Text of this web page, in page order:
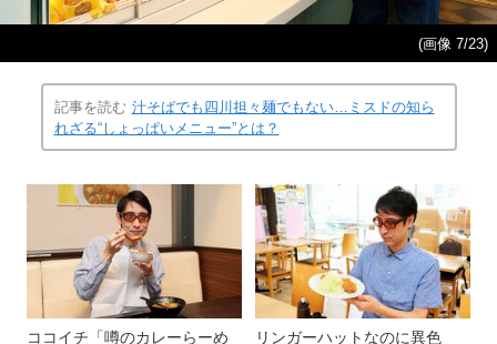
(画像 7/23)
記事を読む 汁そばでも四川担々麺でもない…ミスドの知ら
れざる“しょっぱいメニュー”とは？
ココイチ「噂のカレーらーめ
リンガーハットなのに異色